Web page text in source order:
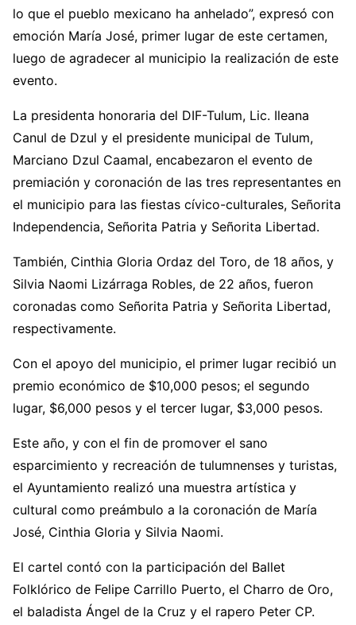
lo que el pueblo mexicano ha anhelado”, expresó con
emoción María José, primer lugar de este certamen,
luego de agradecer al municipio la realización de este
evento.
La presidenta honoraria del DIF-Tulum, Lic. Ileana
Canul de Dzul y el presidente municipal de Tulum,
Marciano Dzul Caamal, encabezaron el evento de
premiación y coronación de las tres representantes en
el municipio para las fiestas cívico-culturales, Señorita
Independencia, Señorita Patria y Señorita Libertad.
También, Cinthia Gloria Ordaz del Toro, de 18 años, y
Silvia Naomi Lizárraga Robles, de 22 años, fueron
coronadas como Señorita Patria y Señorita Libertad,
respectivamente.
Con el apoyo del municipio, el primer lugar recibió un
premio económico de $10,000 pesos; el segundo
lugar, $6,000 pesos y el tercer lugar, $3,000 pesos.
Este año, y con el fin de promover el sano
esparcimiento y recreación de tulumnenses y turistas,
el Ayuntamiento realizó una muestra artística y
cultural como preámbulo a la coronación de María
José, Cinthia Gloria y Silvia Naomi.
El cartel contó con la participación del Ballet
Folklórico de Felipe Carrillo Puerto, el Charro de Oro,
el baladista Ángel de la Cruz y el rapero Peter CP.